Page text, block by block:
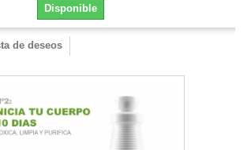
Disponible
de deseos